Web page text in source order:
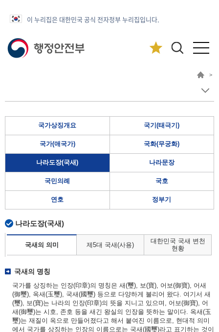
이 누리집은 대한민국 공식 전자정부 누리집입니다.
>
국가상징개요 국기(태극기)
국가(애국가) 국화(무궁화)
나라도장(국새) 나라문장
국민의례 국호
연호 정부기
나라도장(국새)
국새의 의미 제5대 국새(사용)
대한민국 국새 변천
현황
국새의 명칭
국가를 상징하는 인장(印章)의 명칭은 새(璽), 보(寶), 어보(御寶), 어새
(御璽), 옥새(玉璽), 국새(國璽) 등으로 다양하게 불리어 왔다. 여기서 새
(璽), 보(寶)는 나라의 인장(印章)의 뜻을 지니고 있으며, 어보(御寶), 어
새(御璽)는 시호, 존호 등을 새긴 왕실의 인장을 뜻하는 말이다. 옥새(玉
璽)는 재질이 옥으로 만들어졌다고 해서 붙여진 이름으로, 현대적 의미
에서 국가를 상징하는 인장의 이름으로는 국새(國璽)라고 표기하는 것이